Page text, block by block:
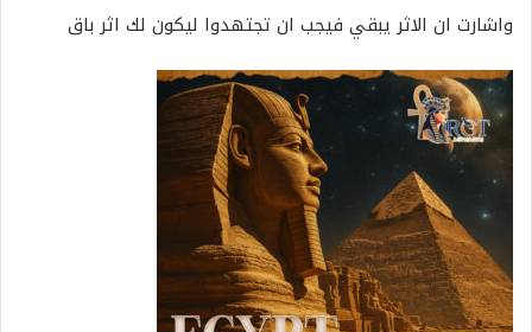
واشارت ان الاثر يبقي فيجب ان تجتهدوا ليكون لك اثر باق